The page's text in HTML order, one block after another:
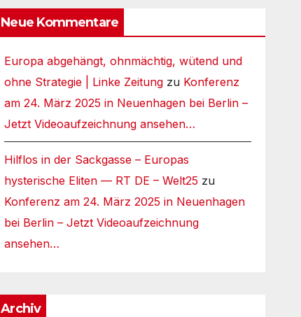
Neue Kommentare
Europa abgehängt, ohnmächtig, wütend und
ohne Strategie | Linke Zeitung zu Konferenz
am 24. März 2025 in Neuenhagen bei Berlin –
Jetzt Videoaufzeichnung ansehen…
Hilflos in der Sackgasse – Europas
hysterische Eliten — RT DE – Welt25 zu
Konferenz am 24. März 2025 in Neuenhagen
bei Berlin – Jetzt Videoaufzeichnung
ansehen…
Archiv